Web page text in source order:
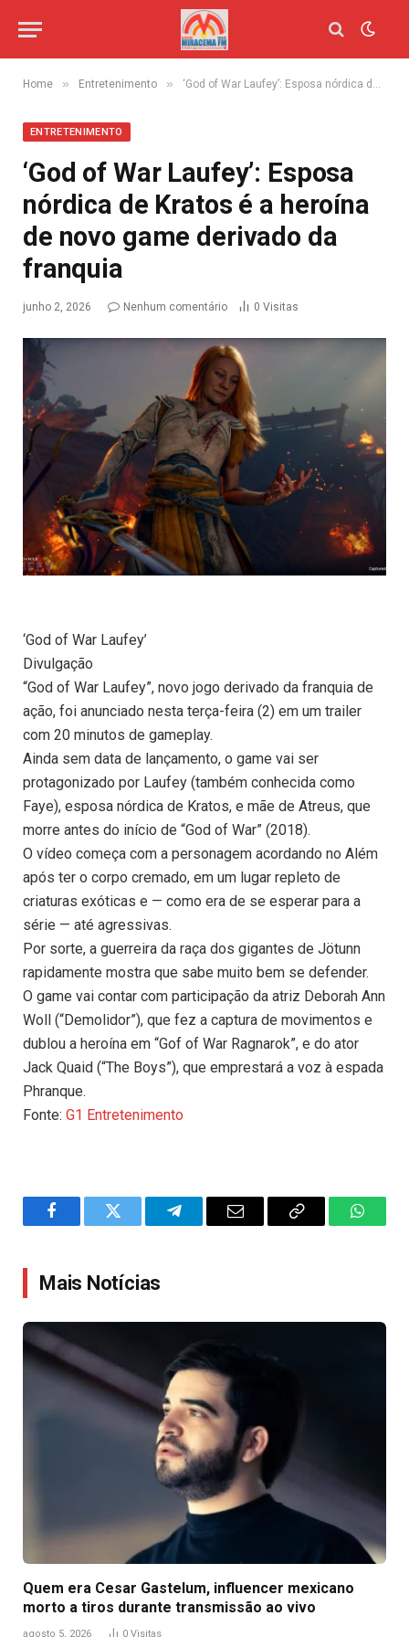
Home » Entretenimento » ‘God of War Laufey’: Esposa nórdica de Kratos é a heroína de novo game derivado da franquia
ENTRETENIMENTO
‘God of War Laufey’: Esposa
nórdica de Kratos é a heroína
de novo game derivado da
franquia
junho 2, 2026 Nenhum comentário 0 Visitas
‘God of War Laufey’
Divulgação
“God of War Laufey”, novo jogo derivado da franquia de
ação, foi anunciado nesta terça-feira (2) em um trailer
com 20 minutos de gameplay.
Ainda sem data de lançamento, o game vai ser
protagonizado por Laufey (também conhecida como
Faye), esposa nórdica de Kratos, e mãe de Atreus, que
morre antes do início de “God of War” (2018).
O vídeo começa com a personagem acordando no Além
após ter o corpo cremado, em um lugar repleto de
criaturas exóticas e — como era de se esperar para a
série — até agressivas.
Por sorte, a guerreira da raça dos gigantes de Jötunn
rapidamente mostra que sabe muito bem se defender.
O game vai contar com participação da atriz Deborah Ann
Woll (“Demolidor”), que fez a captura de movimentos e
dublou a heroína em “Gof of War Ragnarok”, e do ator
Jack Quaid (“The Boys”), que emprestará a voz à espada
Phranque.
Fonte: G1 Entretenimento
FacebookTwitter TelegramEmail
Copy
Mais Notícias
Quem era Cesar Gastelum, influencer mexicano
morto a tiros durante transmissão ao vivo
agosto 5, 2026 0 Visitas